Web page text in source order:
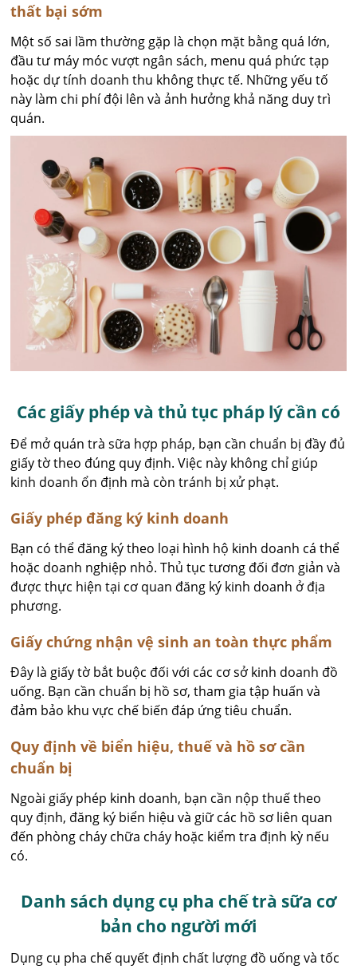
thất bại sớm
Một số sai lầm thường gặp là chọn mặt bằng quá lớn,
đầu tư máy móc vượt ngân sách, menu quá phức tạp
hoặc dự tính doanh thu không thực tế. Những yếu tố
này làm chi phí đội lên và ảnh hưởng khả năng duy trì
quán.
Các giấy phép và thủ tục pháp lý cần có
Để mở quán trà sữa hợp pháp, bạn cần chuẩn bị đầy đủ
giấy tờ theo đúng quy định. Việc này không chỉ giúp
kinh doanh ổn định mà còn tránh bị xử phạt.
Giấy phép đăng ký kinh doanh
Bạn có thể đăng ký theo loại hình hộ kinh doanh cá thể
hoặc doanh nghiệp nhỏ. Thủ tục tương đối đơn giản và
được thực hiện tại cơ quan đăng ký kinh doanh ở địa
phương.
Giấy chứng nhận vệ sinh an toàn thực phẩm
Đây là giấy tờ bắt buộc đối với các cơ sở kinh doanh đồ
uống. Bạn cần chuẩn bị hồ sơ, tham gia tập huấn và
đảm bảo khu vực chế biến đáp ứng tiêu chuẩn.
Quy định về biển hiệu, thuế và hồ sơ cần
chuẩn bị
Ngoài giấy phép kinh doanh, bạn cần nộp thuế theo
quy định, đăng ký biển hiệu và giữ các hồ sơ liên quan
đến phòng cháy chữa cháy hoặc kiểm tra định kỳ nếu
có.
Danh sách dụng cụ pha chế trà sữa cơ
bản cho người mới
Dụng cụ pha chế quyết định chất lượng đồ uống và tốc